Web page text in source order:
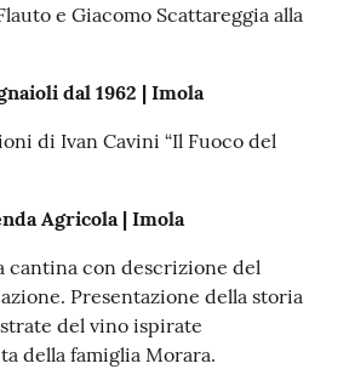
e Giacomo Scattareggia alla
dal 1962 | Imola
di Ivan Cavini “Il Fuoco del
Agricola | Imola
cantina con descrizione del
Presentazione della storia
del vino ispirate
della famiglia Morara.